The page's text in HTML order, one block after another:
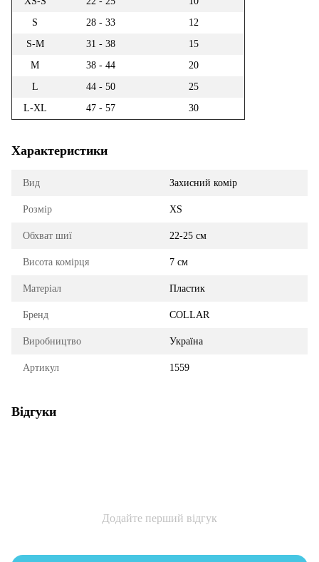
S
28 - 33
12
S-M
31 - 38
15
M
38 - 44
20
L
44 - 50
25
L-XL
47 - 57 30
Характеристики
Вид Захисний комір
Розмір XS
Обхват шиї 22-25 см
Висота комірця 7 см
Матеріал Пластик
Бренд COLLAR
Виробництво Україна
Артикул 1559
Відгуки
Додайте перший відгук